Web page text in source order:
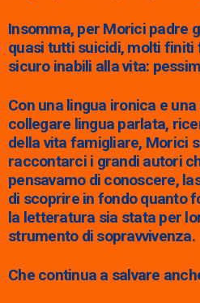
Insomma, per Morici padre
quasi tutti suicidi, molti finiti
sicuro inabili alla vita:
Con una lingua ironica e
collegare lingua parlata,
della vita famigliare, Morici
raccontarci i grandi autori
pensavamo di conoscere,
di scoprire in fondo quanto
la letteratura sia stata per
strumento di sopravvivenza.
Che continua a salvare